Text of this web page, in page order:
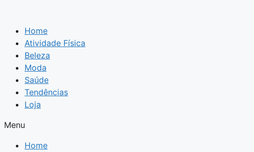
Home
Atividade Física
Beleza
Moda
Saúde
Tendências
Loja
Menu
Home